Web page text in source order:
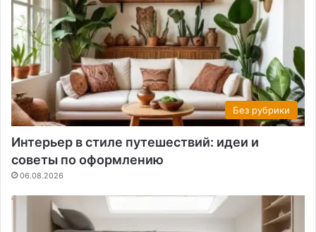
Без рубрики
Интерьер в стиле путешествий: идеи и
советы по оформлению
06.08.2026